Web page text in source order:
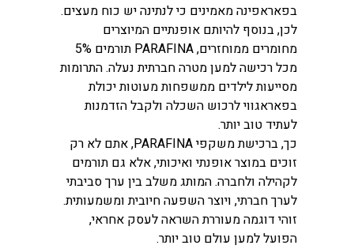
בפאראפינה מאמינים כי לנתינה יש כוח מעצים.
לכן, בנוסף להיותם אופנתיים המיוצרים
מחומרים ממוחזרים, PARAFINA תורמים 5%
מכל רכישה למען מטרה חברתית נעלה. התרומות
מסייעות לילדים ממשפחות מעוטות יכולת
בפאראגווי לרכוש השכלה ולקבל הזדמנות
לעתיד טוב יותר.
כך, ברכישת משקפי PARAFINA, אתם לא רק
זוכים במוצר אופנתי ואיכותי, אלא גם תורמים
לקהילה ולחברה. המותג משלב בין ערך סביבתי
לערך חברתי, ויוצר השפעה חיובית ומשמעותית.
זוהי דוגמה מעוררת השראה לעסק אחראי,
הפועל למען עולם טוב יותר.